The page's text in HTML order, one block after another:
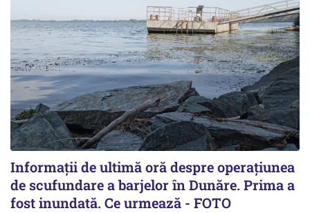
Informații de ultimă oră despre operațiunea
de scufundare a barjelor în Dunăre. Prima a
fost inundată. Ce urmează - FOTO